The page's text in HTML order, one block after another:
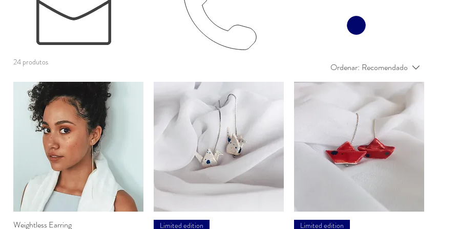
24 produtos Ordenar: Recomendado
Visualização rápida
Weightless Earring Visualização rápida
Limited edition Visualização rápida
Limited edition